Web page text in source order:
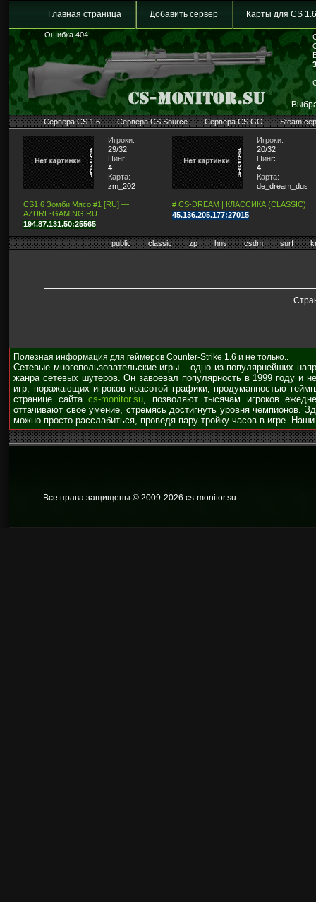
Главная страница Добавить сервер Карты для CS 1.6
Ошибка 404
Сервера CS 1.6 Сервера CS Source Сервера CS GO Steam
Игроки:
29/32
Пинг:
4
Карта:
zm_202
CS1.6 Зомби Мясо #1 [RU] —
AZURE-GAMING.RU
194.87.131.50:25565
Игроки:
20/32
Пинг:
4
Карта:
# CS-DREAM | КЛАССИКА (CLASSIC)
45.136.205.177:27015
public classic zp hns csdm surf
Полезная информация для геймеров Counter-Strike 1.6 и не только..
Сетевые многопользовательские игры – одно из популярнейших
жанра сетевых шутеров. Он завоевал популярность в 1999 году и
игр, поражающих игроков красотой графики, продуманностью
странице сайта cs-monitor.su, позволяют тысячам игроков
оттачивают свое умение, стремясь достигнуть уровня чемпионов.
можно просто расслабиться, проведя пару-тройку часов в игре.
Все права защищены © 2009-2026 cs-monitor.su